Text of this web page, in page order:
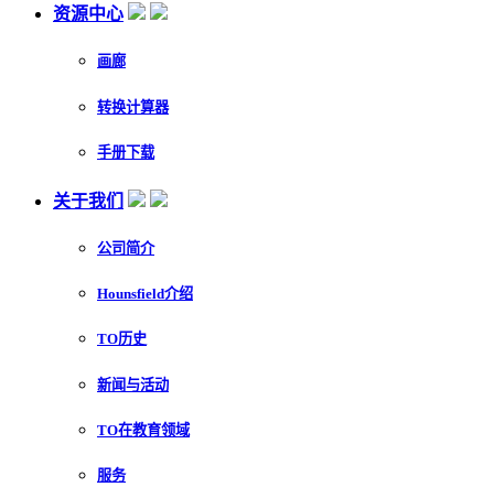
资源中心
画廊
转换计算器
手册下载
关于我们
公司简介
Hounsfield介绍
TO历史
新闻与活动
TO在教育领域
服务